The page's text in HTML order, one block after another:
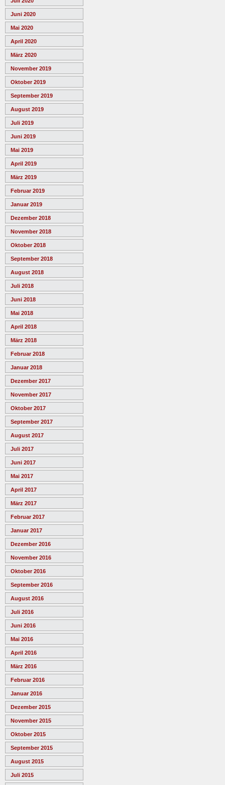
Juni 2020
Mai 2020
April 2020
März 2020
November 2019
Oktober 2019
September 2019
August 2019
Juli 2019
Juni 2019
Mai 2019
April 2019
März 2019
Februar 2019
Januar 2019
Dezember 2018
November 2018
Oktober 2018
September 2018
August 2018
Juli 2018
Juni 2018
Mai 2018
April 2018
März 2018
Februar 2018
Januar 2018
Dezember 2017
November 2017
Oktober 2017
September 2017
August 2017
Juli 2017
Juni 2017
Mai 2017
April 2017
März 2017
Februar 2017
Januar 2017
Dezember 2016
November 2016
Oktober 2016
September 2016
August 2016
Juli 2016
Juni 2016
Mai 2016
April 2016
März 2016
Februar 2016
Januar 2016
Dezember 2015
November 2015
Oktober 2015
September 2015
August 2015
Juli 2015